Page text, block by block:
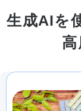
生成AIを